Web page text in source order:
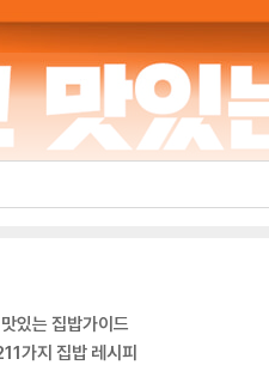
있는 집밥가이드
가지 집밥 레시피